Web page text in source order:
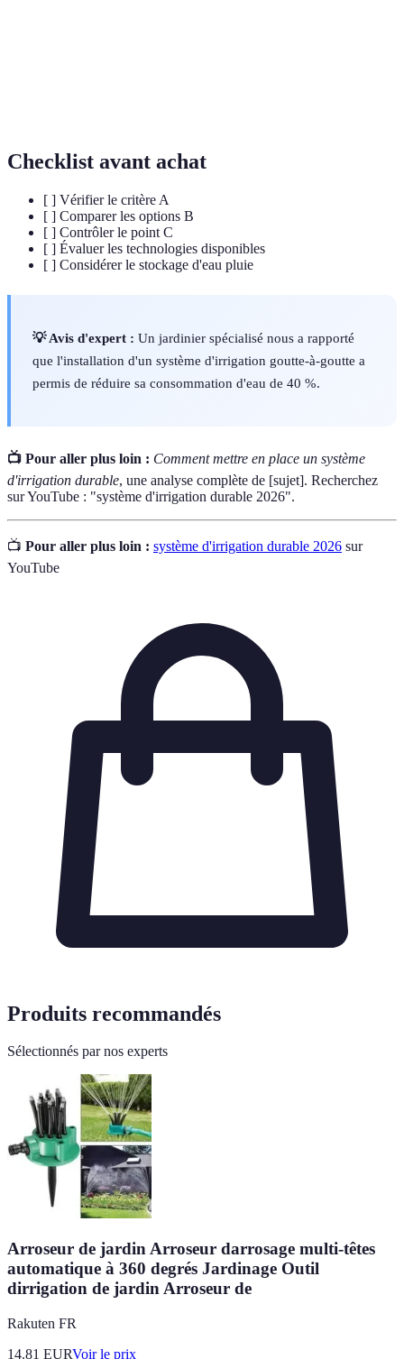
Checklist avant achat
[ ] Vérifier le critère A
[ ] Comparer les options B
[ ] Contrôler le point C
[ ] Évaluer les technologies disponibles
[ ] Considérer le stockage d'eau pluie
💡 Avis d'expert : Un jardinier spécialisé nous a rapporté
que l'installation d'un système d'irrigation goutte-à-goutte a
permis de réduire sa consommation d'eau de 40 %.
📺 Pour aller plus loin : Comment mettre en place un système
d'irrigation durable, une analyse complète de [sujet]. Recherchez
sur YouTube : "système d'irrigation durable 2026".
📺 Pour aller plus loin : système d'irrigation durable 2026 sur
YouTube
Produits recommandés
Sélectionnés par nos experts
Arroseur de jardin Arroseur darrosage multi-têtes
automatique à 360 degrés Jardinage Outil
dirrigation de jardin Arroseur de
Rakuten FR
14.81 EURVoir le prix